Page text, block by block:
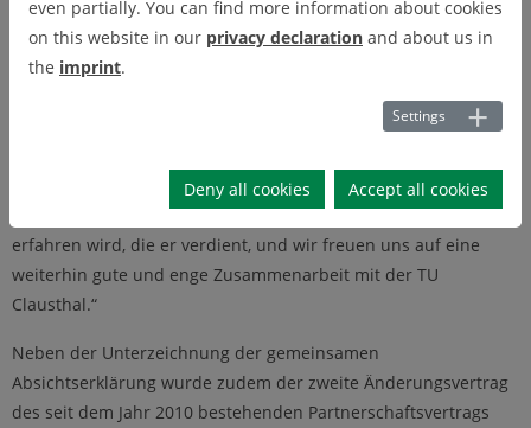
Studiengang mit hohem Projektanteil einschreiben.“
Urte Schwerdtner: „Wir sind sehr glücklich, dass Goslar
Studienstandort für den Studiengang Digital Technologies
geworden ist und dass wir zunehmend Studentinnen und
dass dieser ganz besondere Studiengang mit einem sehr
hohen Praxisanteil die Anerkennung und den Zuspruch
erfahren wird, die er verdient, und wir freuen uns auf eine
weiterhin gute und enge Zusammenarbeit mit der TU
Clausthal.“
Neben der Unterzeichnung der gemeinsamen
Absichtserklärung wurde zudem der zweite Änderungsvertrag
des seit dem Jahr 2010 bestehenden Partnerschaftsvertrags
even partially. You can find more information about cookies
on this website in our privacy declaration and about us in
the imprint.
Settings
Deny all cookies Accept all cookies